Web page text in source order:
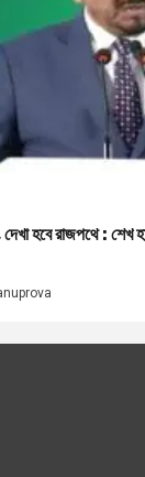
হবে রাজপথে : শেখ